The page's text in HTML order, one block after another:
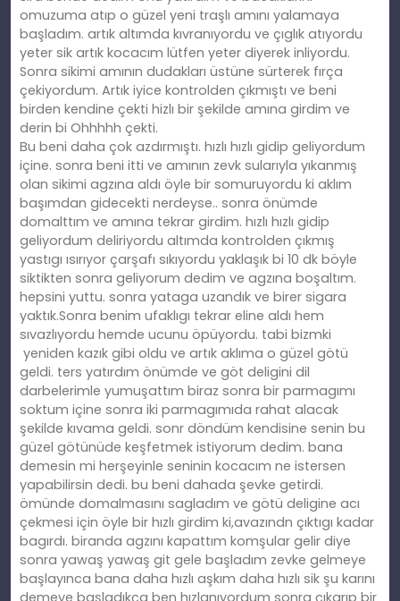
omuzuma atıp o güzel yeni traşlı amını yalamaya
başladım. artık altımda kıvranıyordu ve çıglık atıyordu
yeter sik artık kocacım lütfen yeter diyerek inliyordu.
Sonra sikimi amının dudakları üstüne sürterek fırça
çekiyordum. Artık iyice kontrolden çıkmıştı ve beni
birden kendine çekti hizlı bir şekilde amına girdim ve
derin bi Ohhhhh çekti.
Bu beni daha çok azdırmıştı. hızlı hızlı gidip geliyordum
içine. sonra beni itti ve amının zevk sularıyla yıkanmış
olan sikimi agzına aldı öyle bir somuruyordu ki aklım
başımdan gidecekti nerdeyse.. sonra önümde
domalttım ve amına tekrar girdim. hızlı hızlı gidip
geliyordum deliriyordu altımda kontrolden çıkmış
yastıgı ısırıyor çarşafı sıkıyordu yaklaşık bi 10 dk böyle
siktikten sonra geliyorum dedim ve agzına boşaltım.
hepsini yuttu. sonra yataga uzandık ve birer sigara
yaktık.Sonra benim ufaklıgı tekrar eline aldı hem
sıvazlıyordu hemde ucunu öpüyordu. tabi bizmki
yeniden kazık gibi oldu ve artık aklıma o güzel götü
geldi. ters yatırdım önümde ve göt deligini dil
darbelerimle yumuşattım biraz sonra bir parmagımı
soktum içine sonra iki parmagımıda rahat alacak
şekilde kıvama geldi. sonr döndüm kendisine senin bu
güzel götünüde keşfetmek istiyorum dedim. bana
demesin mi herşeyinle seninin kocacım ne istersen
yapabilirsin dedi. bu beni dahada şevke getirdi.
ömünde domalmasını sagladım ve götü deligine acı
çekmesi için öyle bir hızlı girdim ki,avazındn çıktıgı kadar
bagırdı. biranda agzını kapattım komşular gelir diye
sonra yawaş yawaş git gele başladım zevke gelmeye
başlayınca bana daha hızlı aşkım daha hızlı sik şu karını